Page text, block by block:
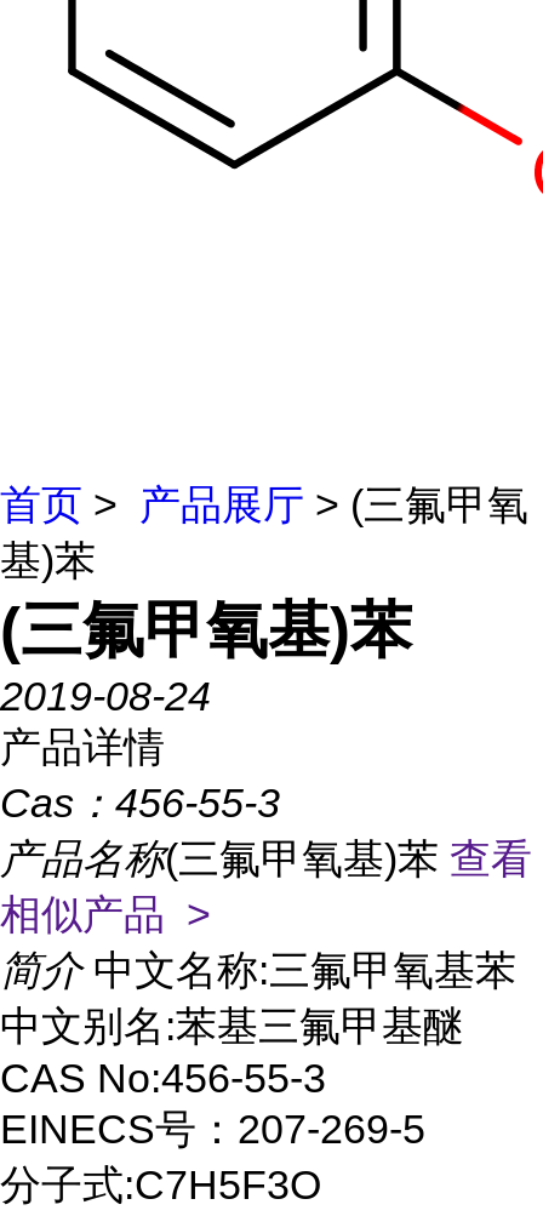
首页 > 产品展厅 > (三氟甲氧
基)苯
(三氟甲氧基)苯
2019-08-24
产品详情
Cas： 456-55-3
产品名称(三氟甲氧基)苯 查看
相似产品 >
简介 中文名称:三氟甲氧基苯
中文别名:苯基三氟甲基醚
CAS No:456-55-3
EINECS号：207-269-5
分子式:C7H5F3O